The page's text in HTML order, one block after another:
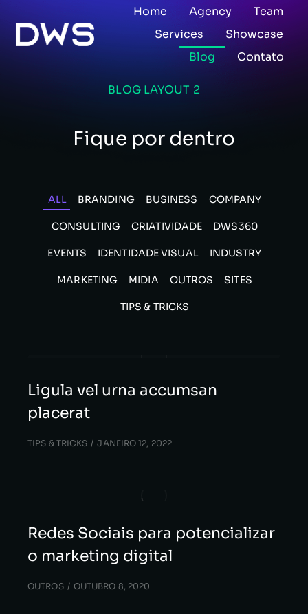
Home Agency
Team
Services
Showcase
Blog
Contato
BLOG LAYOUT 2
Fique por dentro
ALL BRANDING BUSINESS COMPANY
CONSULTING CRIATIVIDADE DWS360
EVENTS IDENTIDADE VISUAL INDUSTRY
MARKETING MIDIA OUTROS SITES
TIPS & TRICKS
Ligula vel urna accumsan
placerat
TIPS & TRICKS JANEIRO 12, 2022
Redes Sociais para potencializar
o marketing digital
OUTROS OUTUBRO 8, 2020